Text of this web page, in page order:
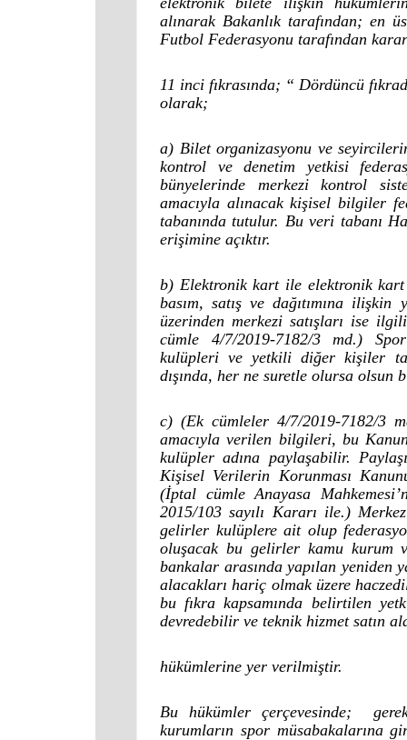
alınarak Bakanlık tarafından; en
Futbol Federasyonu tarafından
11 inci fıkrasında; “ Dördüncü
olarak;
a) Bilet organizasyonu ve
kontrol ve denetim yetkisi
bünyelerinde merkezi kontrol
amacıyla alınacak kişisel bilgiler
tabanında tutulur. Bu veri tabanı
erişimine açıktır.
b) Elektronik kart ile elektronik kart
basım, satış ve dağıtımına
üzerinden merkezi satışları ise
cümle 4/7/2019-7182/3 md.)
kulüpleri ve yetkili diğer kişiler
dışında, her ne suretle olursa olsun
c) (Ek cümleler 4/7/2019-7182/3
amacıyla verilen bilgileri, bu
kulüpler adına paylaşabilir.
Kişisel Verilerin Korunması
(İptal cümle Anayasa
2015/103 sayılı Kararı ile.)
gelirler kulüplere ait olup
oluşacak bu gelirler kamu kurum
bankalar arasında yapılan yeniden
alacakları hariç olmak üzere
bu fıkra kapsamında belirtilen
devredebilir ve teknik hizmet satın
hükümlerine yer verilmiştir.
Bu hükümler çerçevesinde;
kurumların spor müsabakalarına